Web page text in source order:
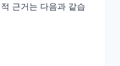
근거는 다음과 같습